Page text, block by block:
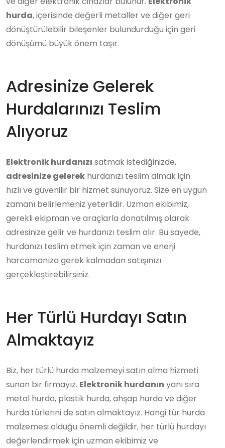
hurda, içerisinde değerli metaller ve diğer geri
dönüştürülebilir bileşenler bulundurduğu için geri
dönüşümü büyük önem taşır.
Adresinize Gelerek
Hurdalarınızı Teslim
Alıyoruz
Elektronik hurdanızı satmak istediğinizde,
adresinize gelerek hurdanızı teslim almak için
hızlı ve güvenilir bir hizmet sunuyoruz. Size en uygun
zamanı belirlemeniz yeterlidir. Uzman ekibimiz,
gerekli ekipman ve araçlarla donatılmış olarak
adresinize gelir ve hurdanızı teslim alır. Bu sayede,
hurdanızı teslim etmek için zaman ve enerji
harcamanıza gerek kalmadan satışınızı
gerçekleştirebilirsiniz.
Her Türlü Hurdayı Satın
Almaktayız
Biz, her türlü hurda malzemeyi satın alma hizmeti
sunan bir firmayız. Elektronik hurdanın yanı sıra
metal hurda, plastik hurda, ahşap hurda ve diğer
hurda türlerini de satın almaktayız. Hangi tür hurda
malzemesi olduğu önemli değildir, her türlü hurdayı
değerlendirmek için uzman ekibimiz ve